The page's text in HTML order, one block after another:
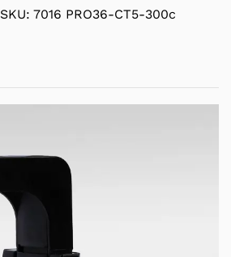
SKU: 7016 PRO36-CT5-300c